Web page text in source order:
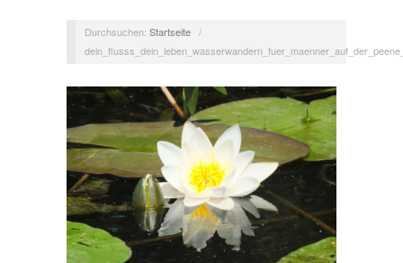
Durchsuchen: Startseite /